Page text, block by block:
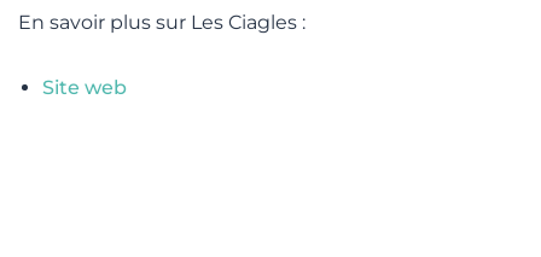
En savoir plus sur Les Ciagles :
Site web